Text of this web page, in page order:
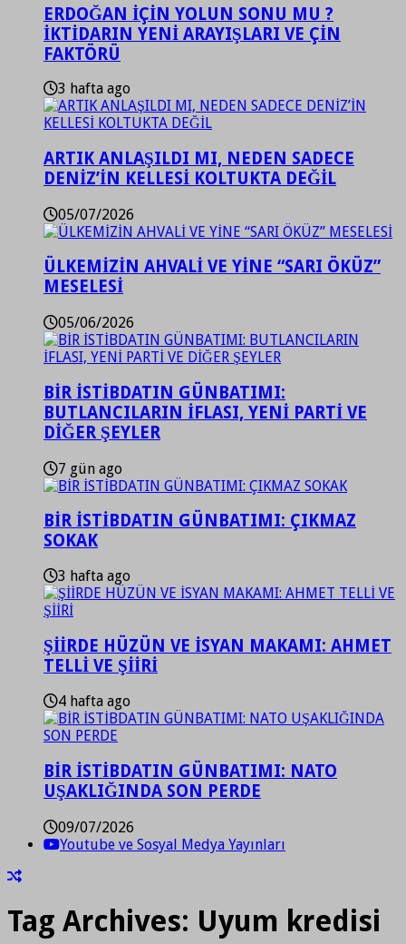
ERDOĞAN İÇİN YOLUN SONU MU ?
İKTİDARIN YENİ ARAYIŞLARI VE ÇİN
FAKTÖRÜ
3 hafta ago
ARTIK ANLAŞILDI MI, NEDEN SADECE
DENİZ’İN KELLESİ KOLTUKTA DEĞİL
05/07/2026
ÜLKEMİZİN AHVALİ VE YİNE “SARI ÖKÜZ”
MESELESİ
05/06/2026
BİR İSTİBDATIN GÜNBATIMI:
BUTLANCILARIN İFLASI, YENİ PARTİ VE
DİĞER ŞEYLER
7 gün ago
BİR İSTİBDATIN GÜNBATIMI: ÇIKMAZ
SOKAK
3 hafta ago
ŞİİRDE HÜZÜN VE İSYAN MAKAMI: AHMET
TELLİ VE ŞİİRİ
4 hafta ago
BİR İSTİBDATIN GÜNBATIMI: NATO
UŞAKLIĞINDA SON PERDE
09/07/2026
Youtube ve Sosyal Medya Yayınları
Tag Archives: Uyum kredisi